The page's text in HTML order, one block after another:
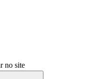
no site